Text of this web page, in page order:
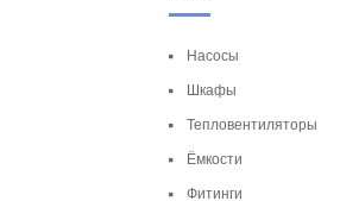
Насосы
Шкафы
Тепловентиляторы
Ёмкости
Фитинги